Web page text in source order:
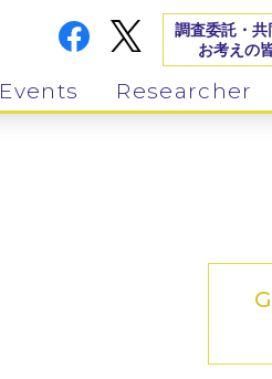
調査委託・共
お考えの
Events Researcher